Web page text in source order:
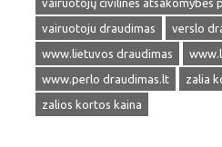
vairuotojų civilinės atsakomybės
vairuotoju draudimas
verslo
www.lietuvos draudimas
www.perlo draudimas.lt
zalia
zalios kortos kaina